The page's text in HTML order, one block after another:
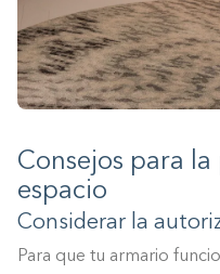
Consejos para
espacio
Considerar la
Para que tu armario